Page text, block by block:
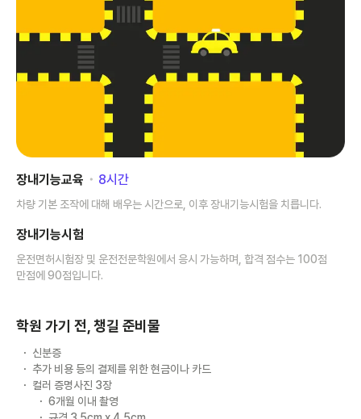
장내기능교육 ･ 8시간
차량 기본 조작에 대해 배우는 시간으로, 이후 장내기능시험을 치릅니다.
장내기능시험
운전면허시험장 및 운전전문학원에서 응시 가능하며, 합격 점수는 100점
만점에 90점입니다.
학원 가기 전, 챙길 준비물
신분증
추가 비용 등의 결제를 위한 현금이나 카드
컬러 증명사진 3장
6개월 이내 촬영